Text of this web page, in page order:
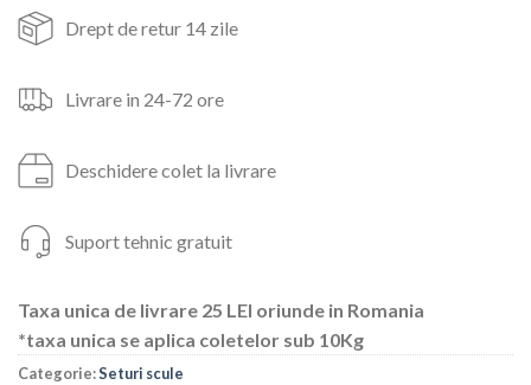
Drept de retur 14 zile
Livrare in 24-72 ore
Deschidere colet la livrare
Suport tehnic gratuit
Taxa unica de livrare 25 LEI oriunde in Romania
*taxa unica se aplica coletelor sub 10Kg
Categorie:Seturi scule